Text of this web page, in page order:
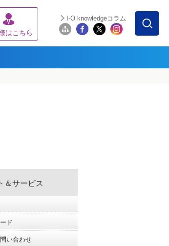
はこちら
I-O knowledgeコラム
＆サービス
ド
い合わせ